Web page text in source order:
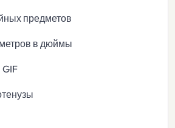
предметов
в дюймы